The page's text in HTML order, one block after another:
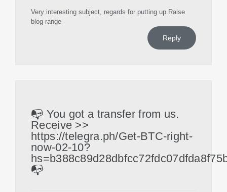
Very interesting subject, regards for putting up.Raise
blog range
Reply
📭 You got a transfer from us.
Receive >>
https://telegra.ph/Get-BTC-right-
now-02-10?
📭